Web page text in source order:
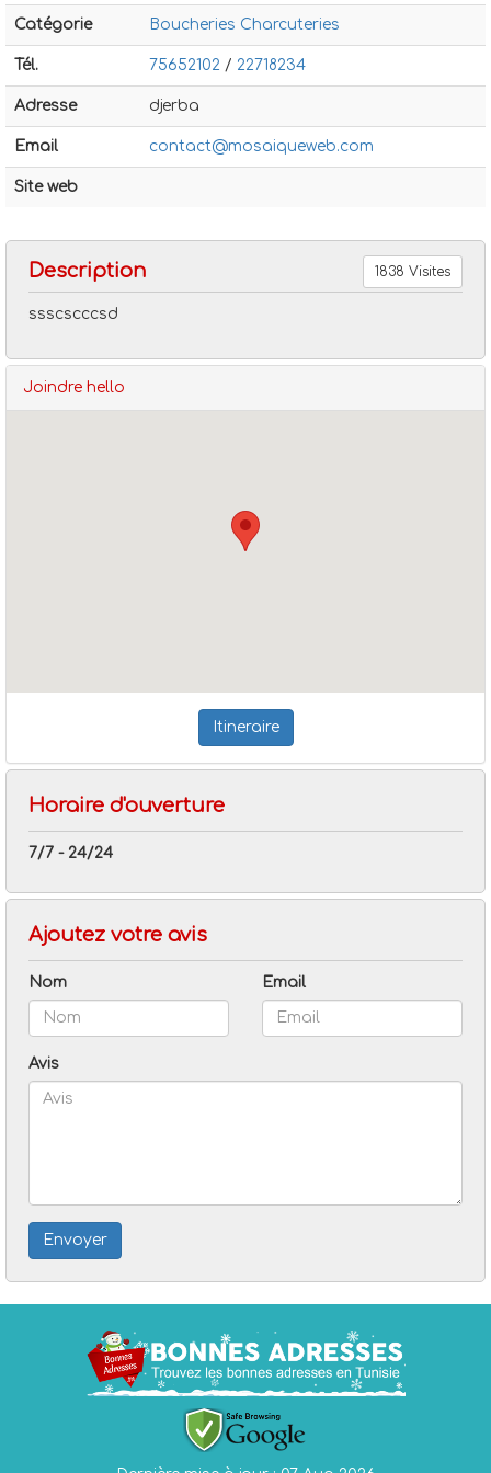
Boucheries charcuteries
Catégorie Boucheries Charcuteries
Tél. 75652102 / 22718234
Adresse djerba
Email contact@mosaiqueweb.com
Site web
Description 1838 Visites
ssscscccsd
Joindre hello
Itineraire
Horaire d'ouverture
7/7 - 24/24
Ajoutez votre avis
Nom Email
Avis
Envoyer